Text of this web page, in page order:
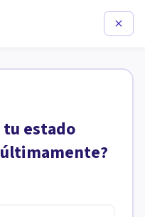
tu estado